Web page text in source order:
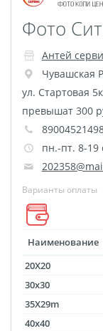
Замки с
Зажигалки
Украшение
Латексная
Листовки и
Буклеты
Брошюры и
Меню для
ресторанов
Плакаты и
Печать на
Печать на холсте
Фото
Антей
Чувашская
ул. Стартовая
превышат 300
пн.-пт. 8-19
Варианты оплаты
Наименование
20X20
30x30
35X29m
40x40